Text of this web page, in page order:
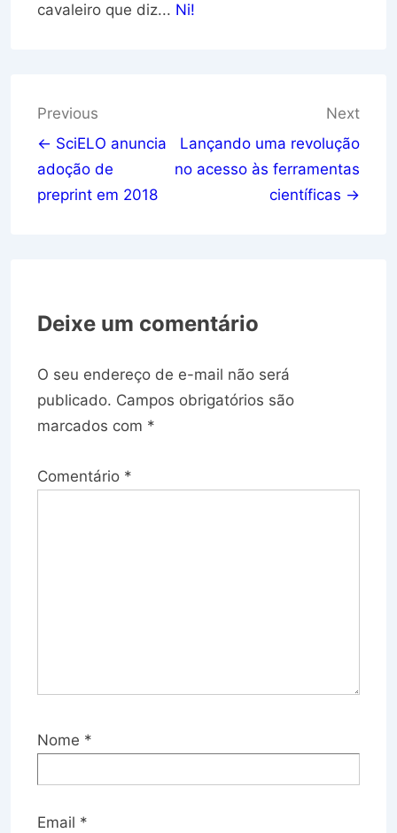
cavaleiro que diz... Ni!
Navegação
de
Post
Previous
← SciELO anuncia
adoção de
preprint em 2018
Next
Lançando uma revolução
no acesso às ferramentas
científicas →
Deixe um comentário
O seu endereço de e-mail não será
publicado. Campos obrigatórios são
marcados com *
Comentário *
Nome *
Email *